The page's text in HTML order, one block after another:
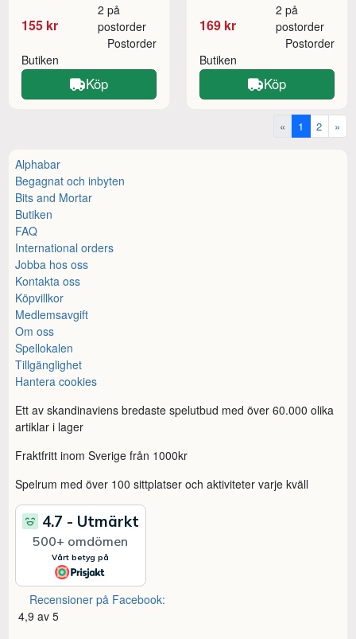
155 kr
2 på
postorder
Butiken
Postorder
Köp
169 kr
2 på
postorder
Butiken
Postorder
Köp
« 1 2 »
Alphabar
Begagnat och inbyten
Bits and Mortar
Butiken
FAQ
International orders
Jobba hos oss
Kontakta oss
Köpvillkor
Medlemsavgift
Om oss
Spellokalen
Tillgänglighet
Hantera cookies
Ett av skandinaviens bredaste spelutbud med över 60.000 olika
artiklar i lager
Fraktfritt inom Sverige från 1000kr
Spelrum med över 100 sittplatser och aktiviteter varje kväll
Recensioner på Facebook:
4,9 av 5